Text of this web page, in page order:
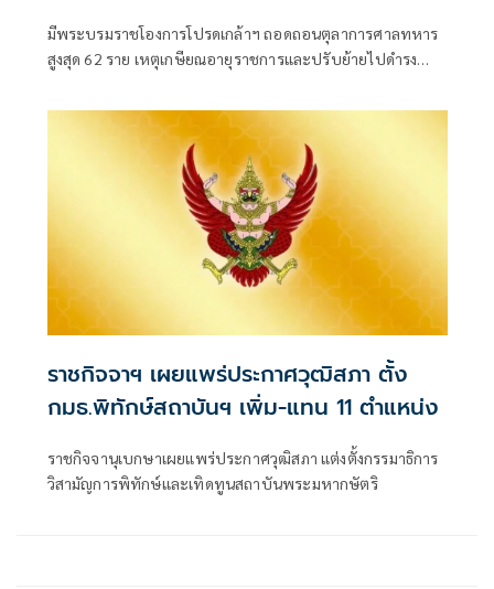
มีพระบรมราชโองการโปรดเกล้าฯ ถอดถอนตุลาการศาลทหาร
สูงสุด 62 ราย เหตุเกษียณอายุราชการและปรับย้ายไปดำรง
แทน 51 ราย
ราชกิจจาฯ เผยแพร่ประกาศวุฒิสภา ตั้ง
กมธ.พิทักษ์สถาบันฯ เพิ่ม-แทน 11 ตำแหน่ง
ราชกิจจานุเบกษาเผยแพร่ประกาศวุฒิสภา แต่งตั้งกรรมาธิการ
วิสามัญการพิทักษ์และเทิดทูนสถาบันพระมหากษัตริ